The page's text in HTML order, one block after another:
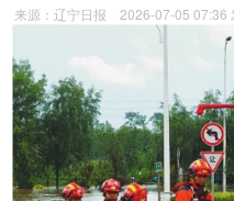
来源：辽宁日报 2026-07-05 07:36